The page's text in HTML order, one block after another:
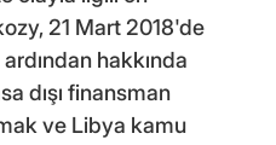
21 Mart 2018'de
hakkında
dışı finansman
ve Libya kamu